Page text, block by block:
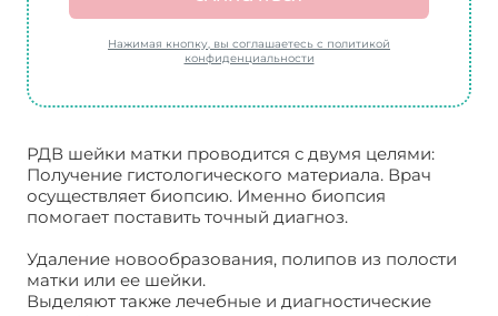
Нажимая кнопку, вы соглашаетесь с политикой
конфиденциальности
РДВ шейки матки проводится с двумя целями:
Получение гистологического материала. Врач
осуществляет биопсию. Именно биопсия
помогает поставить точный диагноз.
Удаление новообразования, полипов из полости
матки или ее шейки.
Выделяют также лечебные и диагностические